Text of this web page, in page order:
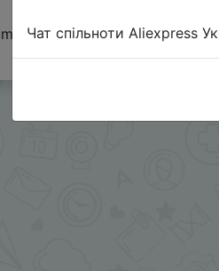
t.me/
Чат спільноти Aliexpress